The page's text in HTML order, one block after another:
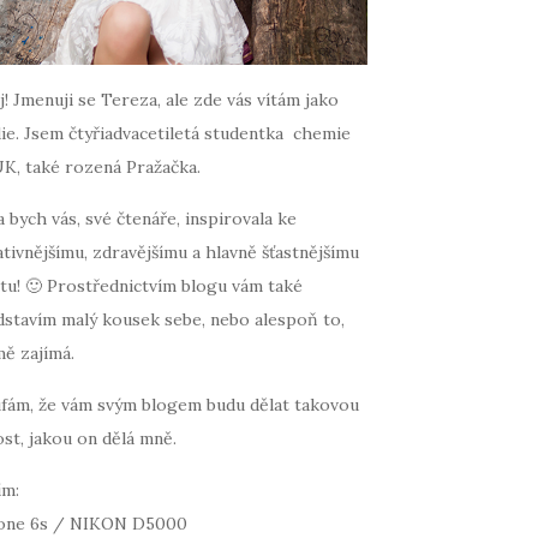
Jmenuji se Tereza, ale zde vás vítám jako
Jsem čtyřiadvacetiletá studentka chemie
také rozená Pražačka.
bych vás, své čtenáře, inspirovala ke
zdravějšímu a hlavně šťastnějšímu
🙂 Prostřednictvím blogu vám také
malý kousek sebe, nebo alespoň to,
zajímá.
že vám svým blogem budu dělat takovou
jakou on dělá mně.
6s / NIKON D5000